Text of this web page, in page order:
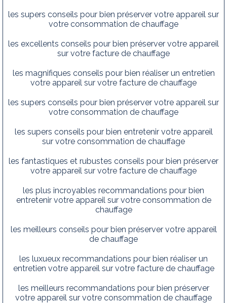
les supers conseils pour bien préserver votre appareil sur
votre consommation de chauffage
les excellents conseils pour bien préserver votre appareil
sur votre facture de chauffage
les magnifiques conseils pour bien réaliser un entretien
votre appareil sur votre facture de chauffage
les supers conseils pour bien préserver votre appareil sur
votre consommation de chauffage
les supers conseils pour bien entretenir votre appareil
sur votre consommation de chauffage
les fantastiques et rubustes conseils pour bien préserver
votre appareil sur votre facture de chauffage
les plus incroyables recommandations pour bien
entretenir votre appareil sur votre consommation de
chauffage
les meilleurs conseils pour bien préserver votre appareil
de chauffage
les luxueux recommandations pour bien réaliser un
entretien votre appareil sur votre facture de chauffage
les meilleurs recommandations pour bien préserver
votre appareil sur votre consommation de chauffage